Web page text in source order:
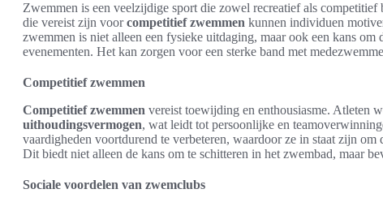
Zwemmen is een veelzijdige sport die zowel recreatief als
die vereist zijn voorcompetitief zwemmen kunnen individuen
zwemmen is niet alleen een fysieke uitdaging, maar ook een kans om
evenementen. Het kan zorgen voor een sterke band met
Competitief zwemmen
Competitief zwemmen vereist toewijding en enthousiasme. Atleten
uithoudingsvermogen, wat leidt tot persoonlijke en
vaardigheden voortdurend te verbeteren, waardoor ze in staat zijn
Dit biedt niet alleen de kans om te schitteren in het zwembad, maar
Sociale voordelen van zwemclubs